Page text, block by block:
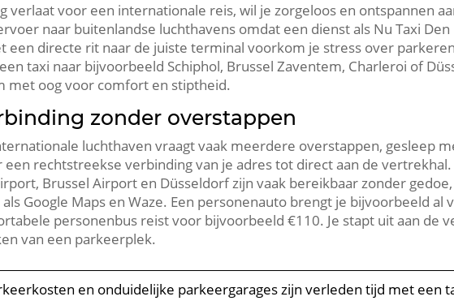
verlaat voor een internationale reis, wil je zorgeloos en ontspannen
naar buitenlandse luchthavens omdat een dienst als Nu Taxi
directe rit naar de juiste terminal voorkom je stress over
taxi naar bijvoorbeeld Schiphol, Brussel Zaventem, Charleroi of
met oog voor comfort en stiptheid.
zonder overstappen
luchthaven vraagt vaak meerdere overstappen, gesleep
rechtstreekse verbinding van je adres tot direct aan de
Brussel Airport en Düsseldorf zijn vaak bereikbaar zonder
Google Maps en Waze. Een personenauto brengt je bijvoorbeeld al
personenbus reist voor bijvoorbeeld €110. Je stapt uit aan de
van een parkeerplek.
en onduidelijke parkeergarages zijn verleden tijd met een